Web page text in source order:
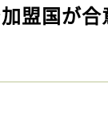
盟国が合